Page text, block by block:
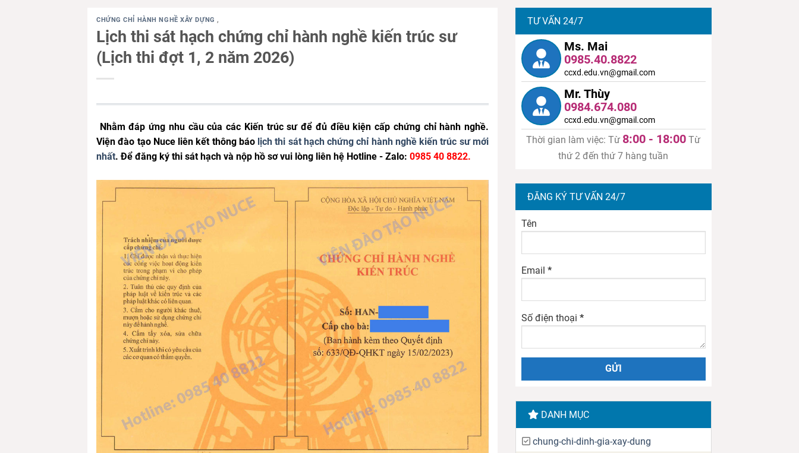
CHỨNG CHỈ HÀNH NGHỀ XÂY DỰNG,
Lịch thi sát hạch chứng chỉ hành nghề kiến trúc sư
(Lịch thi đợt 1, 2 năm 2026)
Nhằm đáp ứng nhu cầu của các Kiến trúc sư để đủ điều kiện cấp chứng chỉ hành nghề.
Viện đào tạo Nuce liên kết thông báo lịch thi sát hạch chứng chỉ hành nghề kiến trúc sư mới
nhất. Để đăng ký thi sát hạch và nộp hồ sơ vui lòng liên hệ Hotline - Zalo: 0985 40 8822.
TƯ VẤN 24/7
Ms. Mai
0985.40.8822
ccxd.edu.vn@gmail.com
Mr. Thùy
0984.674.080
ccxd.edu.vn@gmail.com
Thời gian làm việc: Từ 8:00 - 18:00 Từ
thứ 2 đến thứ 7 hàng tuần
ĐĂNG KÝ TƯ VẤN 24/7
Tên
Email *
Số điện thoại *
DANH MỤC
chung-chi-dinh-gia-xay-dung